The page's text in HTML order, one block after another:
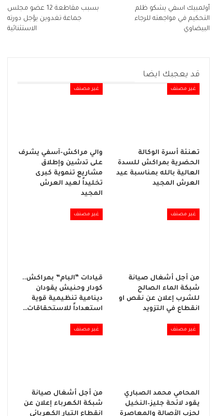
أولمبيك اسفي يشكو ظلم
التحكيم في مواجهته للرجاء
البيضاوي
بسبب مقاطعة 12 عضو مجلس
جماعة تغدوين يؤجل دورته
الاستثنائية
قد يعجبك ايضا
غير مصنف
تهنئة أسرة الوكالة
الحضرية بمراكش للسدة
العالية بالله بمناسبة عيد
العرش المجيد
غير مصنف
والي مراكش-آسفي يشرف
على تدشين وإطلاق
مشاريع تنموية كبرى
تخليداً لعيد العرش
المجيد
غير مصنف
من أجل أشغال صيانة
شبكة الماء الصالح
للشرب إعلان عن نقص او
انقطاع في التزويد
غير مصنف
قيادات “البام” بمراكش..
كودار وحنيش يقودان
دينامية تنظيمية قوية
استعداداً للاستحقاقات…
غير مصنف
المحامي محمد الصباري
يقود لائحة جليز–النخيل
لحزب الأصالة والمعاصرة
غير مصنف
من أجل أشغال صيانة
شبكة الكهرباء إعلان عن
انقطاع التيار الكهربائي